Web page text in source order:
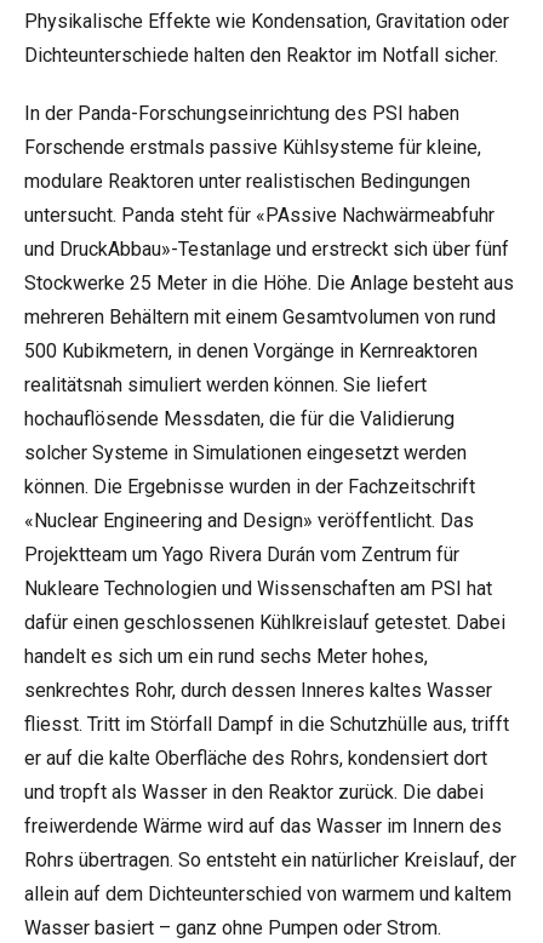
Physikalische Effekte wie Kondensation, Gravitation oder
Dichteunterschiede halten den Reaktor im Notfall sicher.
In der Panda-Forschungseinrichtung des PSI haben
Forschende erstmals passive Kühlsysteme für kleine,
modulare Reaktoren unter realistischen Bedingungen
untersucht. Panda steht für «PAssive Nachwärmeabfuhr
und DruckAbbau»-Testanlage und erstreckt sich über fünf
Stockwerke 25 Meter in die Höhe. Die Anlage besteht aus
mehreren Behältern mit einem Gesamtvolumen von rund
500 Kubikmetern, in denen Vorgänge in Kernreaktoren
realitätsnah simuliert werden können. Sie liefert
hochauflösende Messdaten, die für die Validierung
solcher Systeme in Simulationen eingesetzt werden
können. Die Ergebnisse wurden in der Fachzeitschrift
«Nuclear Engineering and Design» veröffentlicht. Das
Projektteam um Yago Rivera Durán vom Zentrum für
Nukleare Technologien und Wissenschaften am PSI hat
dafür einen geschlossenen Kühlkreislauf getestet. Dabei
handelt es sich um ein rund sechs Meter hohes,
senkrechtes Rohr, durch dessen Inneres kaltes Wasser
fliesst. Tritt im Störfall Dampf in die Schutzhülle aus, trifft
er auf die kalte Oberfläche des Rohrs, kondensiert dort
und tropft als Wasser in den Reaktor zurück. Die dabei
freiwerdende Wärme wird auf das Wasser im Innern des
Rohrs übertragen. So entsteht ein natürlicher Kreislauf, der
allein auf dem Dichteunterschied von warmem und kaltem
Wasser basiert – ganz ohne Pumpen oder Strom.